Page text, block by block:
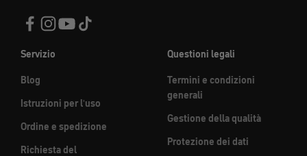
Servizio
Blog
Istruzioni per l'uso
Ordine e spedizione
Richiesta del
Questioni legali
Termini e condizioni
generali
Gestione della qualità
Protezione dei dati